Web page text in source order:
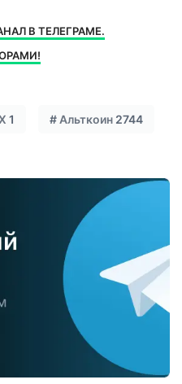
В ТЕЛЕГРАМЕ.
1 # Альткоин 2744